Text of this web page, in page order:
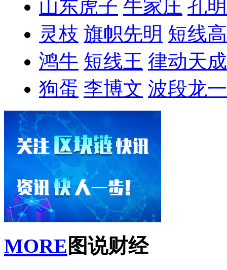
山东虎子 牛家庄 孔
灵枝 旗帜先明 短线
鸿牛 短线王 律动天成
狗蛋 李博文 波段龙一
MORE 图说财经